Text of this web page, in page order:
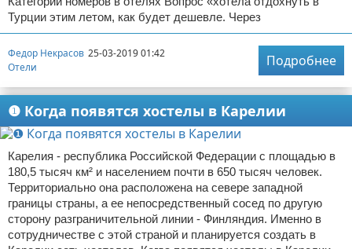
Турции этим летом, как будет дешевле. Через
Федор Некрасов 25-03-2019 01:42
Отели
Подробнее
❶ Когда появятся хостелы в Карелии
Карелия - республика Российской Федерации с площадью в
180,5 тысяч км² и населением почти в 650 тысяч человек.
Территориально она расположена на севере западной
границы страны, а ее непосредственный сосед по другую
сторону разграничительной линии - Финляндия. Именно в
сотрудничестве с этой страной и планируется создать в